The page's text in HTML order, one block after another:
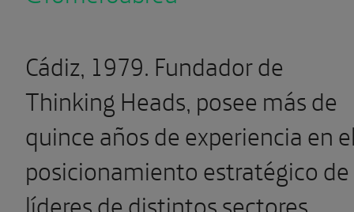
Cádiz, 1979. Fundador de
Thinking Heads, posee más de
quince años de experiencia en
posicionamiento estratégico de
líderes de distintos sectores,